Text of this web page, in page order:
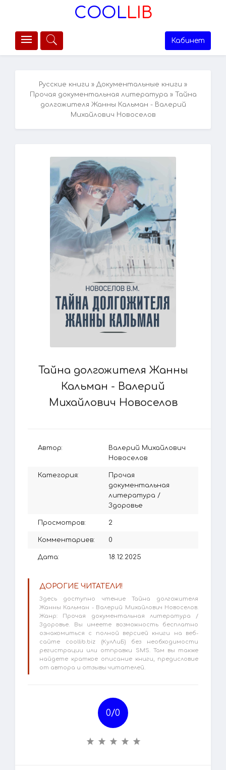
COOLLIB
Кабинет
Русские книги » Документальные книги »
Прочая документальная литература » Тайна
долгожителя Жанны Кальман - Валерий
Михайлович Новоселов
Тайна долгожителя Жанны
Кальман - Валерий
Михайлович Новоселов
Автор:
Валерий Михайлович
Новоселов
Категория:
Прочая
документальная
литература /
Здоровье
Просмотров: 2
Комментариев: 0
Дата: 18.12.2025
ДОРОГИЕ ЧИТАТЕЛИ!
Здесь доступно чтение Тайна долгожителя
Жанны Кальман - Валерий Михайлович Новоселов.
Жанр: Прочая документальная литература /
Здоровье. Вы имеете возможность бесплатно
ознакомиться с полной версией книги на веб-
сайте coollib.biz (КулЛиБ) без необходимости
регистрации или отправки SMS. Там вы также
найдете краткое описание книги, предисловие
от автора и отзывы читателей.
0/0